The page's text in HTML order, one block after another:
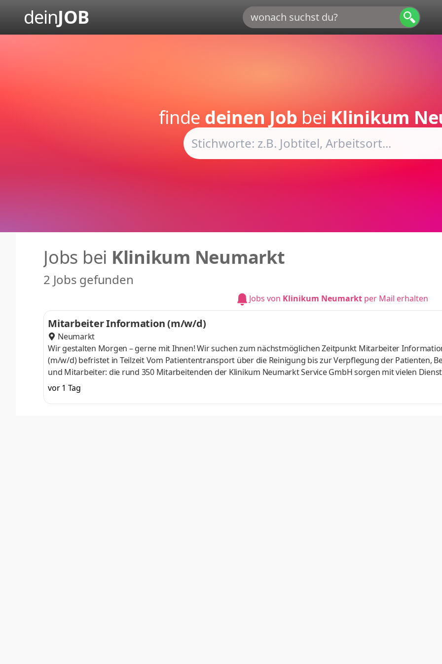
deinJOB
finde deinen Jobbei Klinikum
Jobs bei Klinikum Neumarkt
2 Jobs gefunden
Jobs von Klinikum Neumarktper Mail erhalten
Mitarbeiter Information (m/w/d)
Neumarkt
Wir gestalten Morgen – gerne mit Ihnen! Wir suchen zum nächstmöglichen Zeitpunkt Mitarbeiter
(m/w/d) befristet in Teilzeit Vom Patiententransport über die Reinigung bis zur Verpflegung der Patienten,
und Mitarbeiter: die rund 350 Mitarbeitenden der Klinikum Neumarkt Service GmbH sorgen mit vielen
leistungen dafür, dass im Klinik­alltag alles rund läuft. Sie tragen maßgeblich dazu bei, dass sich Patientinnen
Patienten im Klinikum Neumarkt gut versorgt fühlen. Neumarkt i.d.OPf. mit circa 41.000 Einwohnern liegt
günstig an der Auto­bahn A 3 mit Bahn- und S-Bahn-Anbindung nach Nürnberg und Regensburg. Stadt und
vor 1 Tag